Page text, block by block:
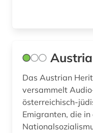
österreich (2)
Das Austrian
versammelt
österreichisch-
Emigranten, die